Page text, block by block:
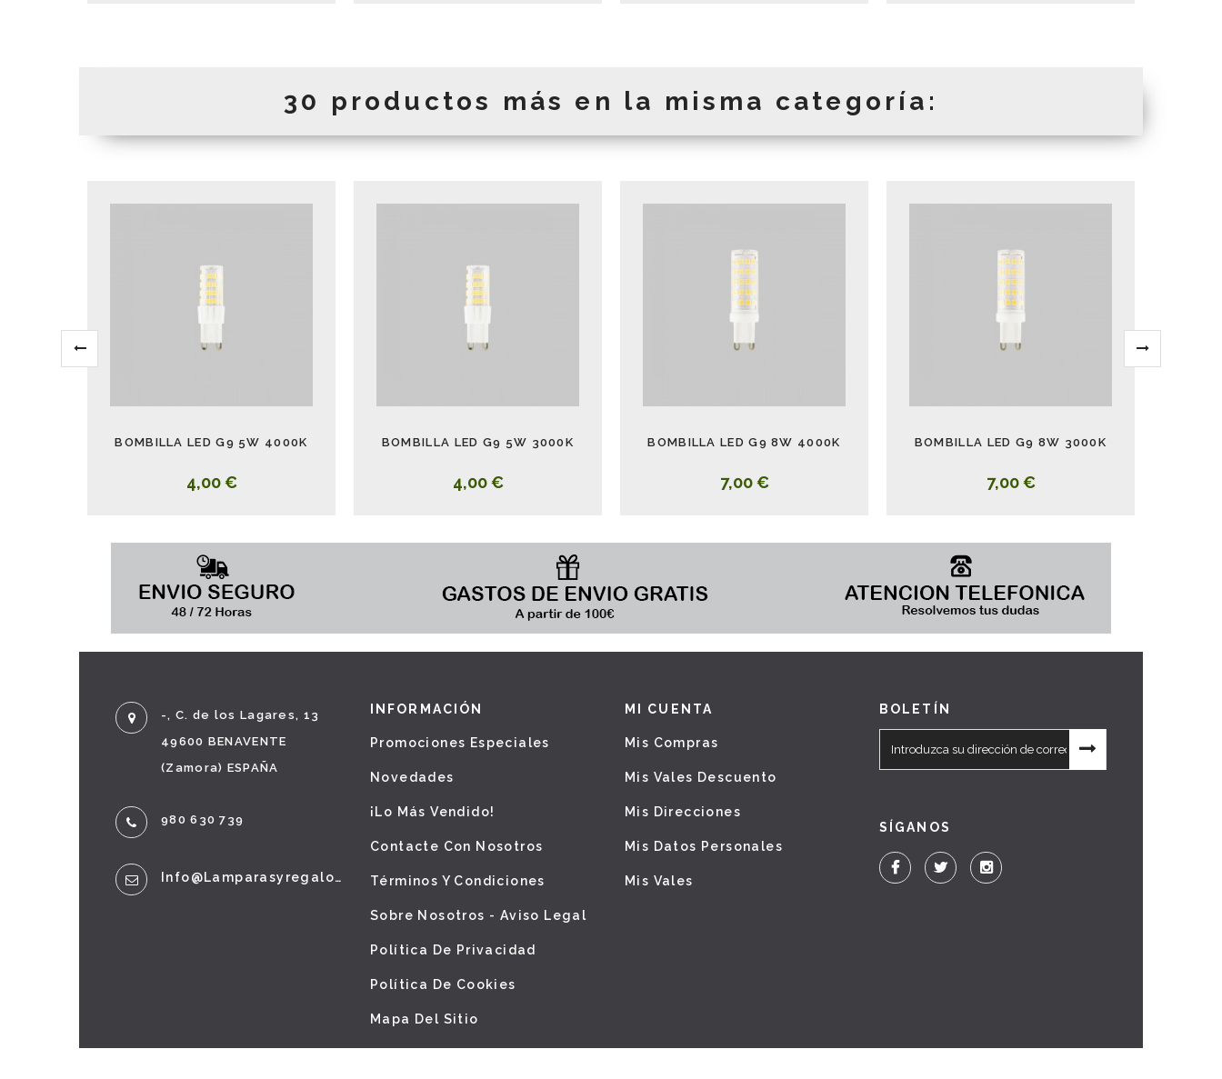
30 productos más en la misma categoría:
BOMBILLA LED G9 5W 4000K
4,00 €
BOMBILLA LED G9 5W 3000K
4,00 €
BOMBILLA LED G9 8W 4000K
7,00 €
BOMBILLA LED G9 8W 3000K
7,00 €
-, C. de los Lagares, 13
49600 BENAVENTE
(Zamora) ESPAÑA
980 630 739
Info@lamparasyregalos.es
INFORMACIÓN
Promociones Especiales
Novedades
¡Lo Más Vendido!
Contacte Con Nosotros
Términos Y Condiciones
Sobre Nosotros - Aviso Legal
Política De Privacidad
Política De Cookies
Mapa Del Sitio
MI CUENTA
Mis Compras
Mis Vales Descuento
Mis Direcciones
Mis Datos Personales
Mis Vales
BOLETÍN
SÍGANOS